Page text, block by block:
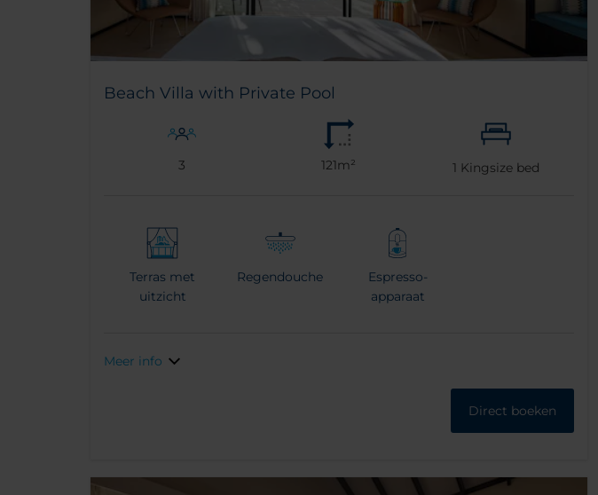
Beach Villa with Private Pool
3 121m² 1 Kingsize bed
Terras met
uitzicht
Regendouche
Espresso-
apparaat
Meer info
Direct boeken